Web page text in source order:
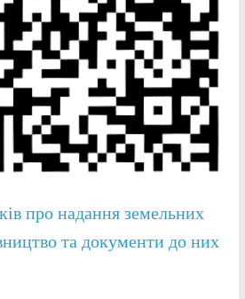
про надання земельних
та документи до них